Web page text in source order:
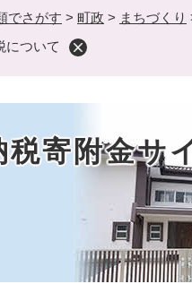
でさがす > 町政 > まちづくり
について
寄附金サ